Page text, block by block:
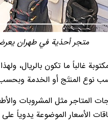
متجر أحذية في طهران يعرض
غالباً ما تكون بالريال،
نوع المنتَج أو الخدمة
المتاجر مثل المشروبات
الأسعار الموضوعة يدوياً